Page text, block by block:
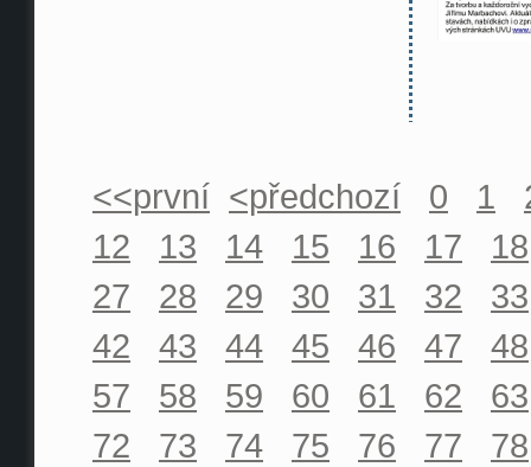
<<první <předchozí 0 1
12
13 14 15 16 17
18
27
28 29 30 31 32
33
42
43 44 45 46 47
48
57
58 59 60 61 62
63
72
73 74 75 76 77
78